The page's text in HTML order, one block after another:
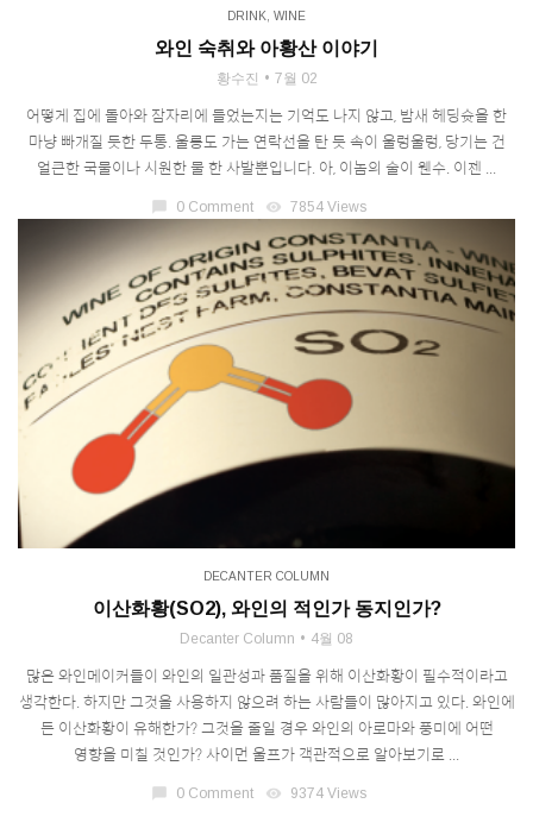
DRINK WINE
와인 숙취와 아황산 이야기
황수진 7월 02
어떻게 집에 돌아와 잠자리에 들었는지는 기억도 나지 않고, 밤새 헤딩슛을 한
마냥 빠개질 듯한 두통. 울릉도 가는 연락선을 탄 듯 속이 울렁울렁, 당기는 건
얼큰한 국물이나 시원한 물 한 사발뿐입니다. 아, 이놈의 술이 웬수. 이젠 ...
chat_bubble 0 Comment visibility 7854 Views
DECANTER COLUMN
이산화황(SO2), 와인의 적인가 동지인가?
Decanter Column 4월 08
많은 와인메이커들이 와인의 일관성과 품질을 위해 이산화황이 필수적이라고
생각한다. 하지만 그것을 사용하지 않으려 하는 사람들이 많아지고 있다. 와인에
든 이산화황이 유해한가? 그것을 줄일 경우 와인의 아로마와 풍미에 어떤
영향을 미칠 것인가? 사이먼 울프가 객관적으로 알아보기로 ...
chat_bubble 0 Comment visibility 9374 Views